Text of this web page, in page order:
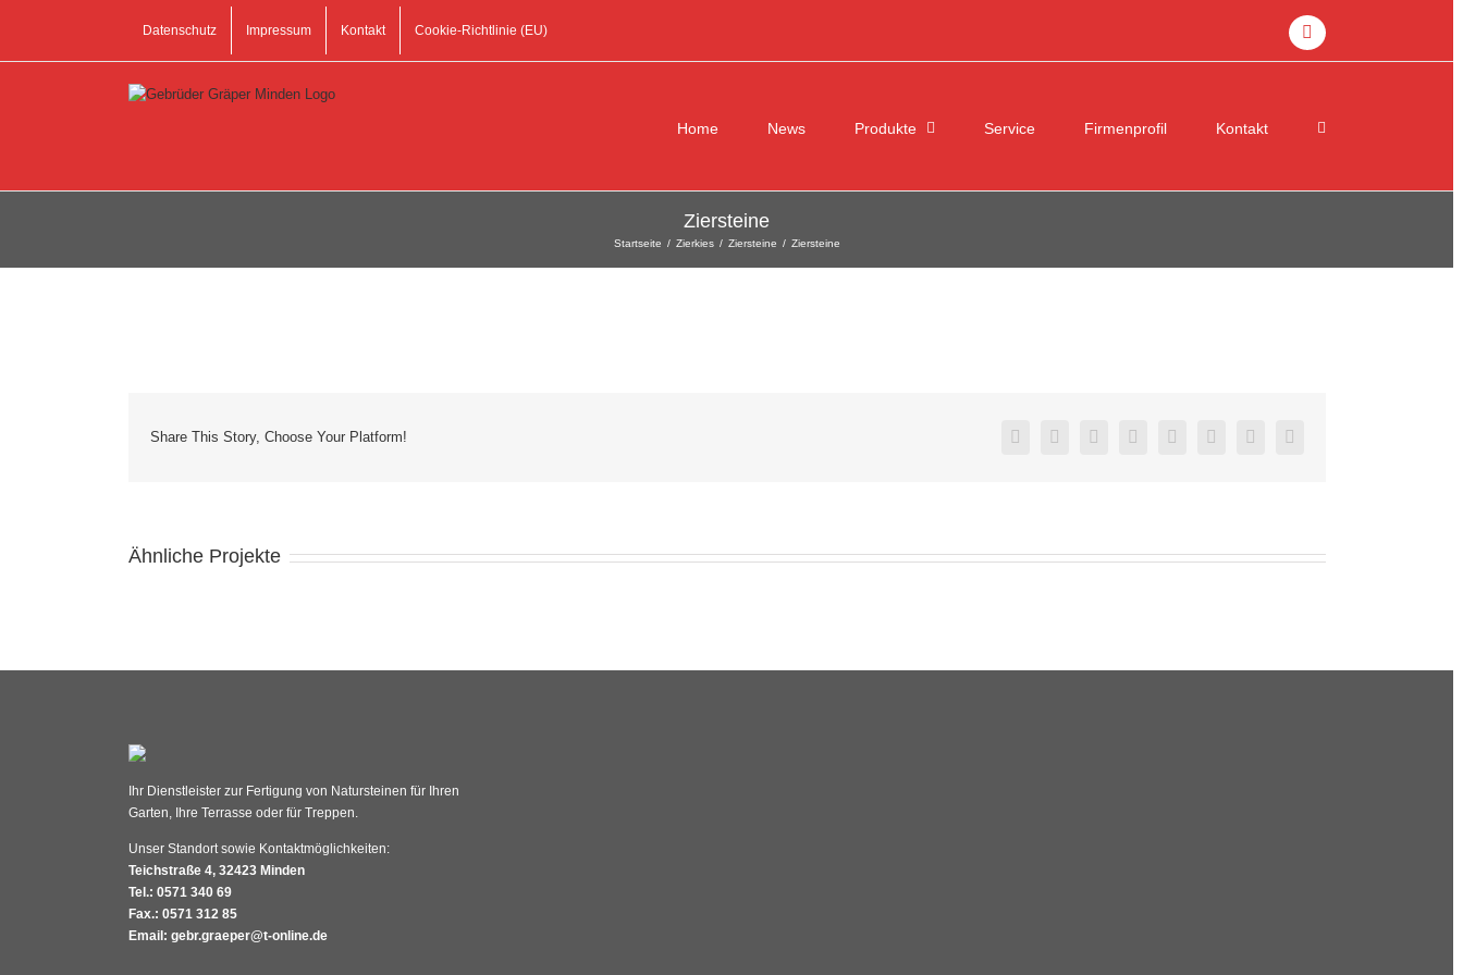
Datenschutz Impressum Kontakt Cookie-Richtlinie (EU) facebook
Home News Produkte Service Firmenprofil Kontakt
Ziersteine
Startseite / Zierkies / Ziersteine / Ziersteine
Share This Story, Choose Your Platform! facebooktwitter linkedinreddit tumblr pinterest
Ähnliche Projekte
Ihr Dienstleister zur Fertigung von Natursteinen für Ihren
Garten, Ihre Terrasse oder für Treppen.
Unser Standort sowie Kontaktmöglichkeiten:
Teichstraße 4, 32423 Minden
Tel.: 0571 340 69
Fax.: 0571 312 85
Email: gebr.graeper@t-online.de